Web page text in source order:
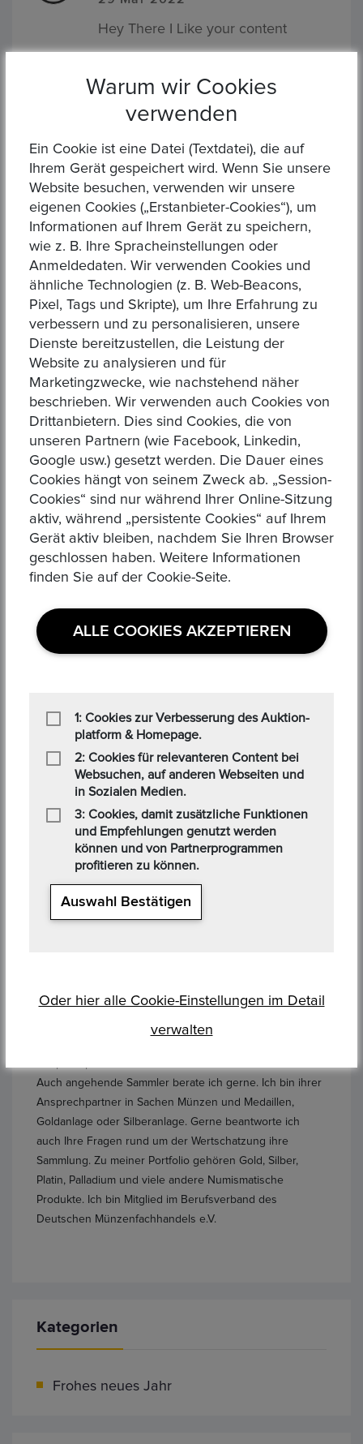
Hey There I Like your content
Hinterlassen Sie einen Kommentar.
VORHERIGEN POST
DIE WERTVOLLSTEN
US-MÜNZEN
NÄCHSTER BEITRAG
GOLD ODER SILBER –
ODER BEIDES?
Über den Autor
Walter Braun
Frankfurt. Seit Jahren bieten wir ein breitgefächertes
Angebot an Münzen und Medaillen an. Aufgrund meinr
Auch angehende Sammler berate ich gerne. Ich bin ihrer
Ansprechpartner in Sachen Münzen und Medaillen,
Goldanlage oder Silberanlage. Gerne beantworte ich
auch Ihre Fragen rund um der Wertschatzung ihre
Sammlung. Zu meiner Portfolio gehören Gold, Silber,
Platin, Palladium und viele andere Numismatische
Produkte. Ich bin Mitglied im Berufsverband des
Deutschen Münzenfachhandels e.V.
Kategorien
Frohes neues Jahr
Warum wir Cookies
verwenden
Ein Cookie ist eine Datei (Textdatei), die auf
Ihrem Gerät gespeichert wird. Wenn Sie unsere
Website besuchen, verwenden wir unsere
eigenen Cookies („Erstanbieter-Cookies“), um
Informationen auf Ihrem Gerät zu speichern,
wie z. B. Ihre Spracheinstellungen oder
Anmeldedaten. Wir verwenden Cookies und
ähnliche Technologien (z. B. Web-Beacons,
Pixel, Tags und Skripte), um Ihre Erfahrung zu
verbessern und zu personalisieren, unsere
Dienste bereitzustellen, die Leistung der
Website zu analysieren und für
Marketingzwecke, wie nachstehend näher
beschrieben. Wir verwenden auch Cookies von
Drittanbietern. Dies sind Cookies, die von
unseren Partnern (wie Facebook, Linkedin,
Google usw.) gesetzt werden. Die Dauer eines
Cookies hängt von seinem Zweck ab. „Session-
Cookies“ sind nur während Ihrer Online-Sitzung
aktiv, während „persistente Cookies“ auf Ihrem
Gerät aktiv bleiben, nachdem Sie Ihren Browser
geschlossen haben. Weitere Informationen
finden Sie auf der Cookie-Seite.
ALLE COOKIES AKZEPTIEREN
1: Cookies zur Verbesserung des Auktion-
platform & Homepage.
2: Cookies für relevanteren Content bei
Websuchen, auf anderen Webseiten und
in Sozialen Medien.
3: Cookies, damit zusätzliche Funktionen
und Empfehlungen genutzt werden
können und von Partnerprogrammen
profitieren zu können.
Auswahl Bestätigen
Oder hier alle Cookie-Einstellungen im Detail
verwalten